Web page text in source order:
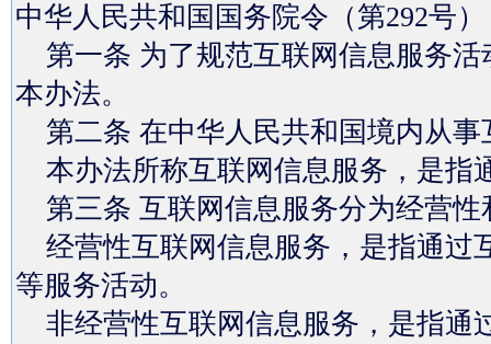
中华人民共和国国务院令（第292号）
第一条 为了规范互联网信息服务活
本办法。
第二条 在中华人民共和国境内从事
本办法所称互联网信息服务，是指
第三条 互联网信息服务分为经营性
经营性互联网信息服务，是指通过
等服务活动。
非经营性互联网信息服务，是指通